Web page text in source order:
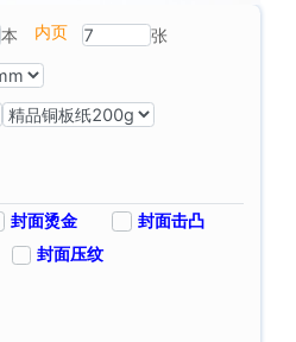
本 内页
张
封面烫金
封面击凸
封面压纹